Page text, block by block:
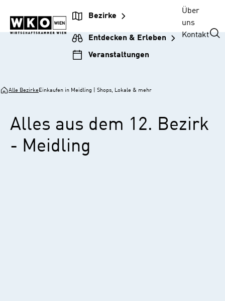
Unternehmensnavigation
springen
Inhalt
springen
Hauptnavigation
springen
Footer
springen
Bezirke
Entdecken & Erleben
Veranstaltungen
Über
uns
Kontakt
Alle BezirkeEinkaufen in Meidling | Shops, Lokale & mehr
Alles aus dem 12. Bezirk
- Meidling